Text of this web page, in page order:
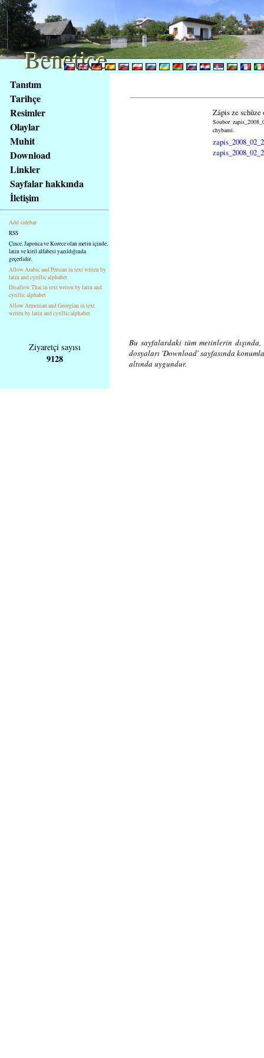
obsah
stránky
Klávesové
zkratky
tomto
webu
základní
Hlavní
strana
Tanıtım
Tarihçe
Resimler
Olaylar
Muhit
Download
Linkler
Sayfalar hakkında
İletişim
Add sidebar
RSS
Çince, Japonca ve Korece olan metin içinde,
latin ve kiril alfabesi yazıldığında
geçerlidir.
Allow Arabic and Persian in text writen by
latin and cyrillic alphabet
Disallow Thai in text writen by latin and
cyrillic alphabet
Allow Armenian and Georgian in text
writen by latin and cyrillic alphabet
Zápis ze schůze
Soubor
chybami.
Ziyaretçi sayısı
9128
Bu sayfalardaki tüm metinlerin
dosyaları 'Download' sayfasında
altında uygundur.
Benetice
Benetice